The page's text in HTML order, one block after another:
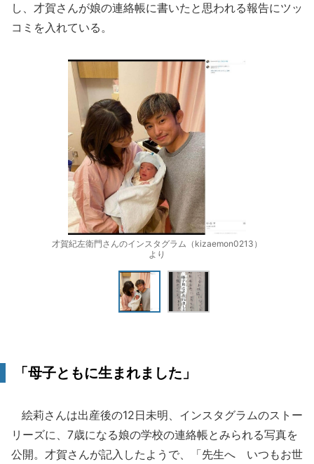
し、才賀さんが娘の連絡帳に書いたと思われる報告にツッ
コミを入れている。
才賀紀左衛門さんのインスタグラム（kizaemon0213）
より
「母子ともに生まれました」
絵莉さんは出産後の12日未明、インスタグラムのストー
リーズに、7歳になる娘の学校の連絡帳とみられる写真を
公開。才賀さんが記入したようで、「先生へ いつもお世